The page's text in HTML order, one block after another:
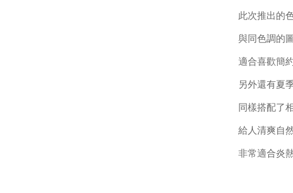
此次推出的
與同色調的
適合喜歡簡
另外還有夏
同樣搭配了
給人清爽自
非常適合炎